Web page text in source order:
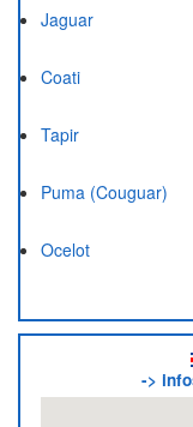
Jaguar
Coati
Tapir
Puma (Couguar)
Ocelot
->